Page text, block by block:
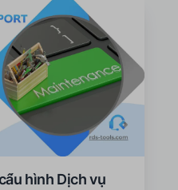
hình Dịch vụ